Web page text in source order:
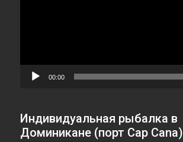
00:00
Индивидуальная рыбалка в
Доминикане (порт Cap Cana)